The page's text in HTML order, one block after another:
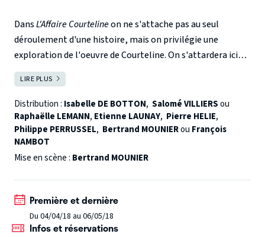
DansL'Affaire Courtelineon ne s'attache pas au seul
déroulement d'une histoire, mais on privilégie une
exploration de l'oeuvre de Courteline. On s'attardera ici
sur trois grands thèmes chers à l'auteur : le ménage, les
employés pour terminer en apothéose avec le judiciaire.
Ces personnages bourrés de défauts et de vices sont-ils
réellement antipathiques et que reste t'il aujourd'hui de
ces pleutres et de cet univers piquant que dépeint
Courteline ?
est, on le voit et on l'assume.
LIRE PLUS
Distribution : Isabelle DE BOTTON, Salomé VILLIERSou
Raphaëlle LEMANN, Etienne LAUNAY, Pierre HELIE,
Philippe PERRUSSEL, Bertrand MOUNIERou François
NAMBOT
Mise en scène : Bertrand MOUNIER
Première et dernière
Du 04/04/18 au 06/05/18
Infos et réservations